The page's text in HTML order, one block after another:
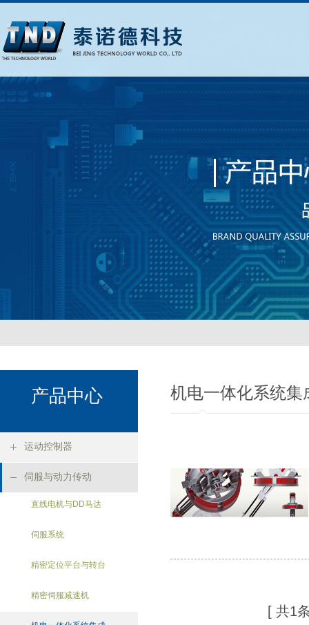
产品中心
运动控制器
伺服与动力传动
直线电机与DD马达
伺服系统
精密定位平台与转台
精密伺服减速机
机电一体化系统集
[ 共1